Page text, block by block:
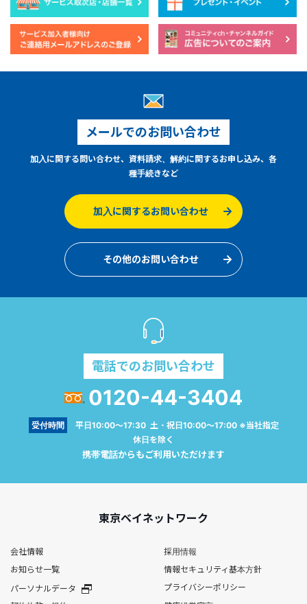
メールでのお問い合わせ
加入に関する問い合わせ、資料請求、解約に関するお申し込み、各
種手続きなど
加入に関するお問い合わせ
その他のお問い合わせ
電話でのお問い合わせ
0120-44-3404
受付時間
平日10:00～17:30 土・祝日10:00～17:00 ※当社指定
休日を除く
携帯電話からもご利用いただけます
東京ベイネットワーク
会社情報
採用情報
お知らせ一覧
情報セキュリティ基本方針
パーソナルデータ
プライバシーポリシー